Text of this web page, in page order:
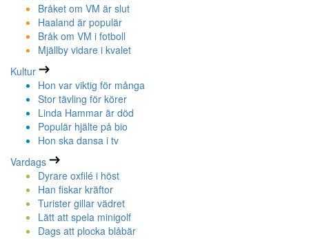
Bråket om VM är slut
Haaland är populär
Bråk om VM i fotboll
Mjällby vidare i kvalet
Kultur
Hon var viktig för många
Stor tävling för körer
Linda Hammar är död
Populär hjälte på bio
Hon ska dansa i tv
Vardags
Dyrare oxfilé i höst
Han fiskar kräftor
Turister gillar vädret
Lätt att spela minigolf
Dags att plocka blåbär